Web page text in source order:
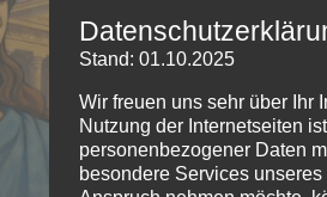
Stand: 01.10.2025
Wir freuen uns sehr über Ihr
Nutzung der Internetseiten
personenbezogener Daten
besondere Services